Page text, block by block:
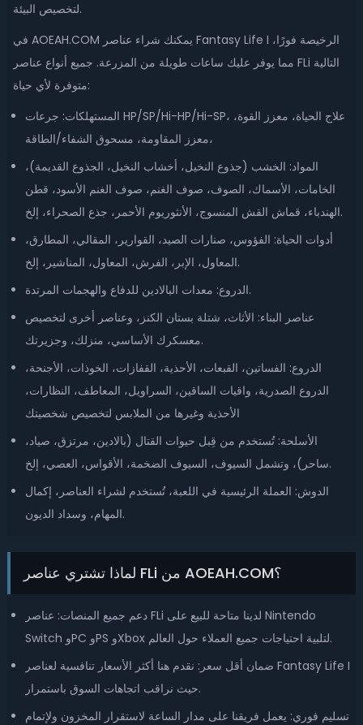
لتخصيص البيئة.
في AOEAH.COM يمكنك شراء عناصر Fantasy Life I الرخيصة فورًا،
مما يوفر عليك ساعات طويلة من المزرعة. جميع أنواع عناصر FLi التالية
متوفرة لأي حياة:
المستهلكات: جرعات HP/SP/Hi-HP/Hi-SP، علاج الحياة، معزز القوة،
معزز المقاومة، مسحوق الشفاء/الطاقة،
المواد: الخشب (جذوع النخيل، أخشاب النخيل، الجذوع القديمة)،
الخامات، الأسماك، الصوف، صوف الغنم، صوف الغنم الأسود، قطن
الهندباء، قماش القش المنسوج، الأنثوريوم الأحمر، جذع الصحراء، إلخ.
أدوات الحياة: الفؤوس، صنارات الصيد، القوارير، المقالي، المطارق،
المعاول، الإبر، الفرش، المعاول، المناشير، إلخ.
الدروع: معدات البالادين للدفاع والهجمات المرتدة.
عناصر البناء: الأثاث، شتلة بستان الكنز، وعناصر أخرى لتخصيص
معسكرك الأساسي، منزلك، وجزيرتك.
الدروع: الفساتين، القبعات، الأحذية، القفازات، الخوذات، الأجنحة،
الدروع الصدرية، واقيات الساقين، السراويل، المعاطف، النظارات،
الأحذية وغيرها من الملابس لتخصيص شخصيتك
الأسلحة: تُستخدم من قِبل حيوات القتال (بالادين، مرتزق، صياد،
ساحر)، وتشمل السيوف، السيوف الضخمة، الأقواس، العصي، إلخ.
الدوش: العملة الرئيسية في اللعبة، تُستخدم لشراء العناصر، إكمال
المهام، وسداد الديون.
لماذا تشتري عناصر FLi من AOEAH.COM؟
دعم جميع المنصات: عناصر FLi لدينا متاحة للبيع على Nintendo
Switch وPC وPS وXbox لتلبية احتياجات جميع العملاء حول العالم.
ضمان أقل سعر: نقدم هنا أكثر الأسعار تنافسية لعناصر Fantasy Life I
حيث نراقب اتجاهات السوق باستمرار.
تسليم فوري: يعمل فريقنا على مدار الساعة لاستقرار المخزون ولإتمام